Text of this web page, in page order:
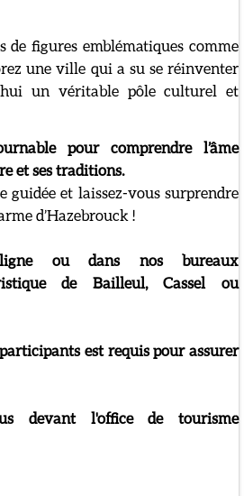
de figures emblématiques comme
une ville qui a su se réinventer
un véritable pôle culturel et
pour comprendre l’âme
et ses traditions.
guidée et laissez-vous surprendre
d’Hazebrouck !
ou dans nos bureaux
de Bailleul, Cassel ou
est requis pour assurer
devant l'office de tourisme